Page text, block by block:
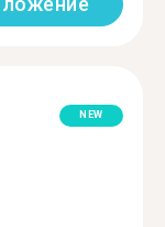
NEW